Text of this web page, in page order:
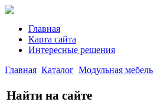
Главная
Карта сайта
Интересные решения
Главная Каталог Модульная мебель
Найти на сайте